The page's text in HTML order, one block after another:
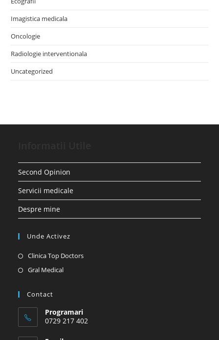
Imagistica medicala
Oncologie
Radiologie interventionala
Uncategorized
Second Opinion
Servicii medicale
Despre mine
Unde Activez
Clinica Top DoctorsOpens
Gral MedicalOpens
tab
Contact
Programari
0729 217 402